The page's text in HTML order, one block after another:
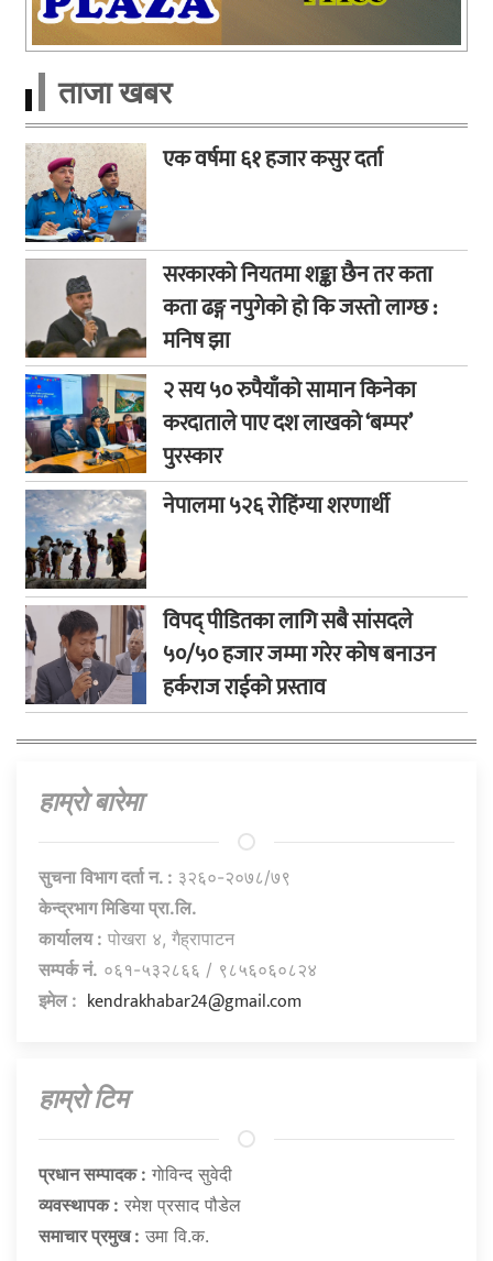
ताजा खबर
एक वर्षमा ६१ हजार कसुर दर्ता
सरकारको नियतमा शङ्का छैन तर कता
कता ढङ्ग नपुगेको हो कि जस्तो लाग्छ :
मनिष झा
२ सय ५० रुपैयाँको सामान किनेका
करदाताले पाए दश लाखको ‘बम्पर’
पुरस्कार
नेपालमा ५२६ रोहिंग्या शरणार्थी
विपद् पीडितका लागि सबै सांसदले
५०/५० हजार जम्मा गरेर कोष बनाउन
हर्कराज राईको प्रस्ताव
हाम्राे बारेमा
सुचना विभाग दर्ता न. : ३२६०-२०७८/७९
केन्द्रभाग मिडिया प्रा.लि.
कार्यालय : पोखरा ४, गैह्रापाटन
सम्पर्क नं. ०६१-५३२८६६ / ९८५६०६०८२४
इमेल : kendrakhabar24@gmail.com
हाम्राे टिम
प्रधान सम्पादक : गाेविन्द सुवेदी
व्यवस्थापक : रमेश प्रसाद पौडेल
समाचार प्रमुख : उमा वि.क.